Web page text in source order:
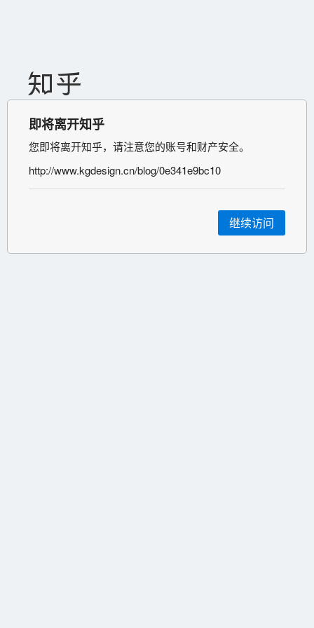
即将离开知乎
您即将离开知乎，请注意您的账号和财产安全。
http://www.kgdesign.cn/blog/0e341e9bc10
继续访问